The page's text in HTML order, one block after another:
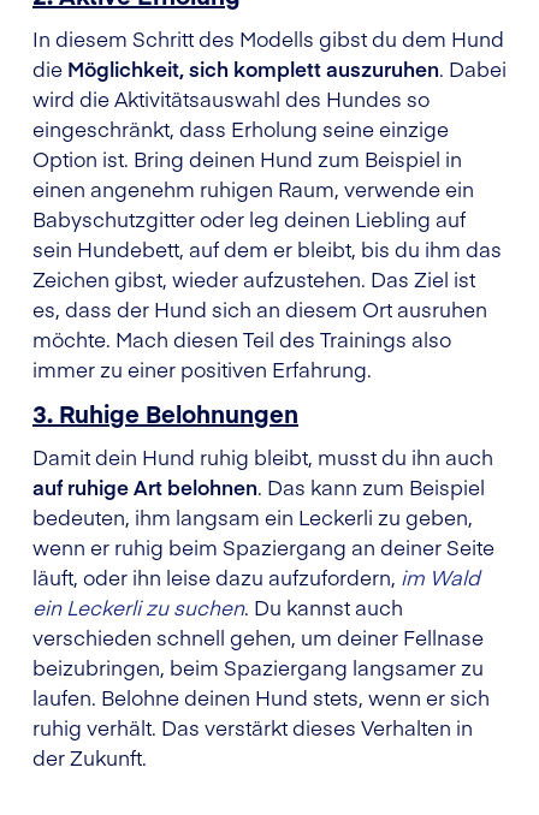
In diesem Schritt des Modells gibst du dem Hund
die Möglichkeit, sich komplett auszuruhen. Dabei
wird die Aktivitätsauswahl des Hundes so
eingeschränkt, dass Erholung seine einzige
Option ist. Bring deinen Hund zum Beispiel in
einen angenehm ruhigen Raum, verwende ein
Babyschutzgitter oder leg deinen Liebling auf
sein Hundebett, auf dem er bleibt, bis du ihm das
Zeichen gibst, wieder aufzustehen. Das Ziel ist
es, dass der Hund sich an diesem Ort ausruhen
möchte. Mach diesen Teil des Trainings also
immer zu einer positiven Erfahrung.
3. Ruhige Belohnungen
Damit dein Hund ruhig bleibt, musst du ihn auch
auf ruhige Art belohnen. Das kann zum Beispiel
bedeuten, ihm langsam ein Leckerli zu geben,
wenn er ruhig beim Spaziergang an deiner Seite
läuft, oder ihn leise dazu aufzufordern, im Wald
ein Leckerli zu suchen. Du kannst auch
verschieden schnell gehen, um deiner Fellnase
beizubringen, beim Spaziergang langsamer zu
laufen. Belohne deinen Hund stets, wenn er sich
ruhig verhält. Das verstärkt dieses Verhalten in
der Zukunft.